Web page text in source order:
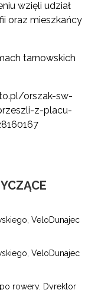
wzięli udział
oraz mieszkańcy
tarnowskich
orszak-sw-
z-placu-
VeloDunajec
VeloDunajec
rowery. Dyrektor